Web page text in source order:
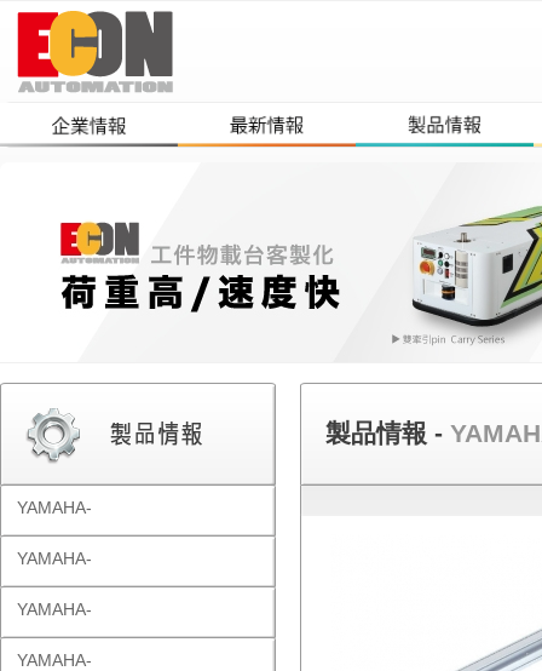
YAMAHA-
YAMAHA-
YAMAHA-
YAMAHA-
製品情報 -